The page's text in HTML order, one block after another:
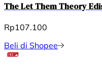
The Let Them Theory
Rp107.100
Beli di Shopee